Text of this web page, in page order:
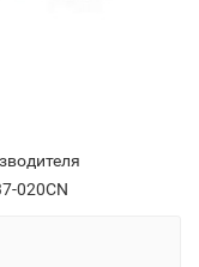
020CN